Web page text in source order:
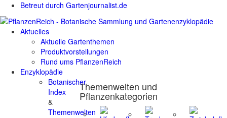
Betreut durch Gartenjournalist.de
Aktuelles
Aktuelle Gartenthemen
Produktvorstellungen
Rund ums PflanzenReich
Enzyklopädie
Botanischer
Index
&
Themenwelten
Themenwelten und
Pflanzenkategorien